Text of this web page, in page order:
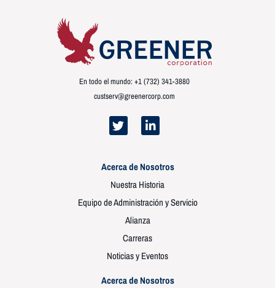
Acerca de Nosotros
Nuestra Historia
Equipo de Administración y Servicio
Alianza
Carreras
Noticias y Eventos
Acerca de Nosotros
En todo el mundo: +1 (732) 341-3880
custserv@greenercorp.com